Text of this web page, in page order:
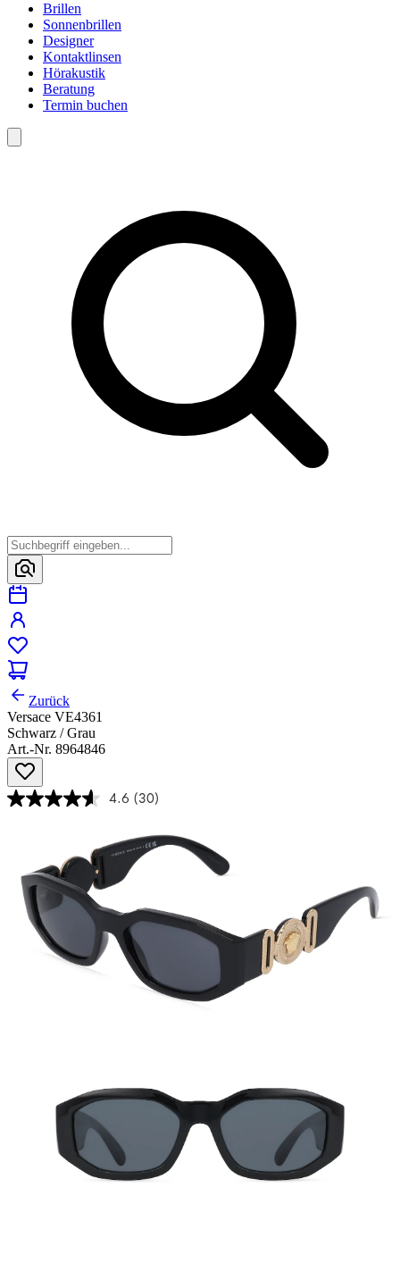
Brillen
Sonnenbrillen
Designer
Kontaktlinsen
Hörakustik
Beratung
Termin buchen
Zurück
Versace VE4361
Schwarz / Grau
Art.-Nr. 8964846
4.6 (30)